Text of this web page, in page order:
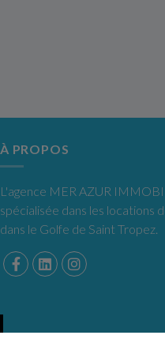
À PROPOS
L'agence MER AZUR
spécialisée dans les locations
dans le Golfe de Saint Tropez.